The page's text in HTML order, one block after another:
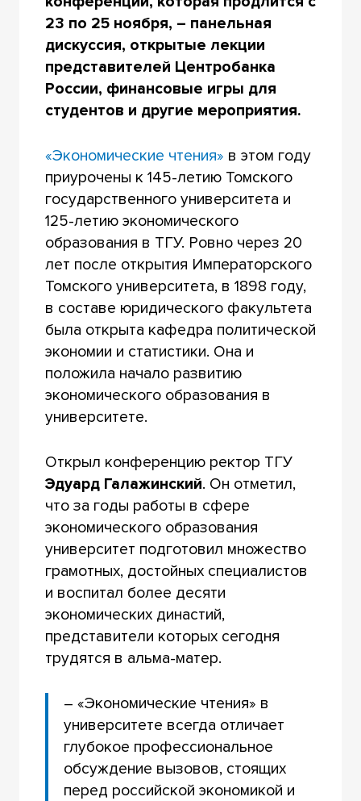
23 по 25 ноября, – панельная
дискуссия, открытые лекции
представителей Центробанка
России, финансовые игры для
студентов и другие мероприятия.
«Экономические чтения» в этом году
приурочены к 145-летию Томского
государственного университета и
125-летию экономического
образования в ТГУ. Ровно через 20
лет после открытия Императорского
Томского университета, в 1898 году,
в составе юридического факультета
была открыта кафедра политической
экономии и статистики. Она и
положила начало развитию
экономического образования в
университете.
Открыл конференцию ректор ТГУ
Эдуард Галажинский. Он отметил,
что за годы работы в сфере
экономического образования
университет подготовил множество
грамотных, достойных специалистов
и воспитал более десяти
экономических династий,
представители которых сегодня
трудятся в альма-матер.
– «Экономические чтения» в
университете всегда отличает
глубокое профессиональное
обсуждение вызовов, стоящих
перед российской экономикой и